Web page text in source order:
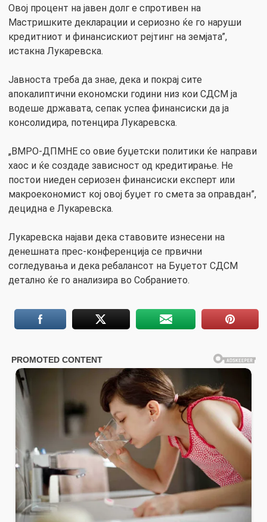
Овој процент на јавен долг е спротивен на
Мастришките декларации и сериозно ќе го наруши
кредитниот и финансискиот рејтинг на земјата”,
истакна Лукаревска.
Јавноста треба да знае, дека и покрај сите
апокалиптични економски години низ кои СДСМ ја
водеше државата, сепак успеа финансиски да ја
консолидира, потенцира Лукаревска.
„ВМРО-ДПМНЕ со овие буџетски политики ќе направи
хаос и ќе создаде зависност од кредитирање. Не
постои ниеден сериозен финансиски експерт или
макроекономист кој овој буџет го смета за оправдан”,
децидна е Лукаревска.
Лукаревска најави дека ставовите изнесени на
денешната прес-конференција се првични
согледувања и дека ребалансот на Буџетот СДСМ
детално ќе го анализира во Собранието.